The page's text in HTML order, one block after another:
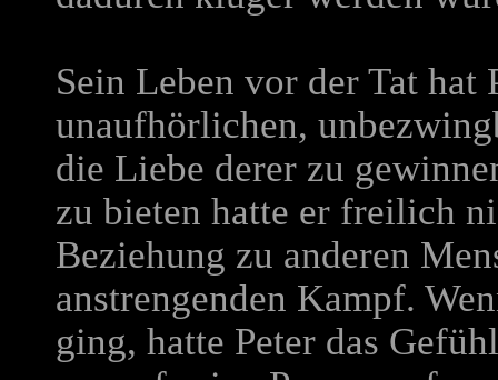
Sein Leben vor der Tat hat
unaufhörlichen,
die Liebe derer zu
zu bieten hatte er freilich
Beziehung zu anderen
anstrengenden Kampf.
ging, hatte Peter das